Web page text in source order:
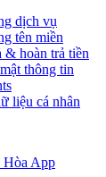
dịch vụ
tên miền
hoàn trả tiền
thông tin
liệu cá nhân
Hòa App